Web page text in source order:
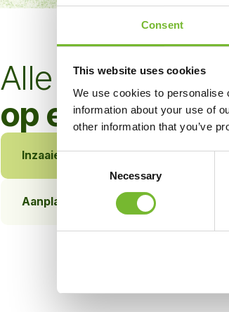
Consent
This website uses cookies
We use cookies to personalise
information about your use of
other information that you’ve
Consent
Necessary
Alle
op een rij
Inzaaien Grijs naar groen
Aanplanten Renovatie